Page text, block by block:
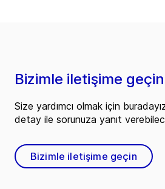
Bizimle iletişime geçin
Size yardımcı olmak için
detay ile sorunuza yanıt
Bizimle iletişime geçin